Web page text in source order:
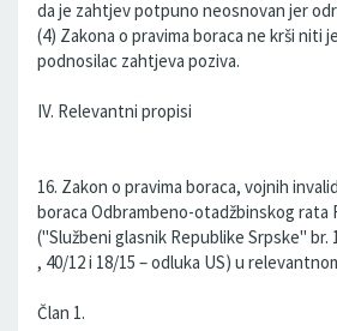
da je zahtjev potpuno neosnovan jer
(4) Zakona o pravima boraca ne krši niti
podnosilac zahtjeva poziva.
IV. Relevantni propisi
16. Zakon o pravima boraca, vojnih
boraca Odbrambeno-otadžbinskog rata
("Službeni glasnik Republike Srpske" br.
, 40/12 i 18/15 – odluka US) u
Član 1.